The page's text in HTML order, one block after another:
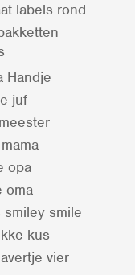
labels rond
Handje
juf
opa
oma
smiley smile
kus
vier